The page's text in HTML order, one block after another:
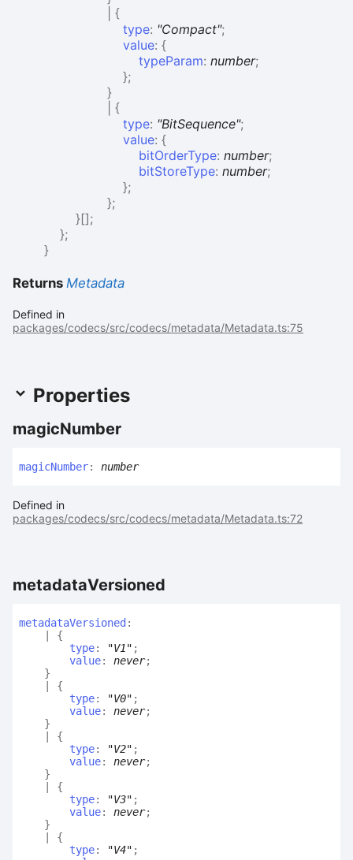
{
type: "Compact";
value: {
typeParam: number;
};
}
{
type: "BitSequence";
value: {
bitOrderType: number;
bitStoreType: number;
};
};
}[];
};
}
Returns Metadata
Defined in
packages/codecs/src/codecs/metadata/Metadata.ts:75
Properties
magicNumber
magicNumber: number
Defined in
packages/codecs/src/codecs/metadata/Metadata.ts:72
metadataVersioned
metadataVersioned :
{
type: "V1" ;
value: never;
}
{
type: "V0" ;
value: never;
}
{
type: "V2" ;
value: never;
}
{
type: "V3" ;
value: never;
}
{
type: "V4" ;